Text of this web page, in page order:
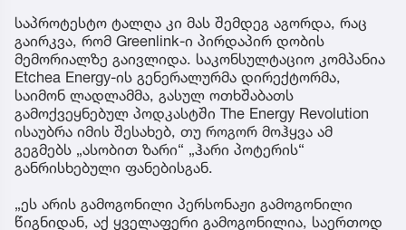
საპროტესტო ტალღა კი მას შემდეგ აგორდა, რაც
გაირკვა, რომ Greenlink-ი პირდაპირ დობის
მემორიალზე გაივლიდა. საკონსულტაციო კომპანია
Etchea Energy-ის გენერალურმა დირექტორმა,
საიმონ ლადლამმა, გასულ ოთხშაბათს
გამოქვეყნებულ პოდკასტში The Energy Revolution
ისაუბრა იმის შესახებ, თუ როგორ მოჰყვა ამ
გეგმებს „ასობით ზარი“ „ჰარი პოტერის“
განრისხებული ფანებისგან.
„ეს არის გამოგონილი პერსონაჟი გამოგონილი
წიგნიდან, აქ ყველაფერი გამოგონილია, საერთოდ